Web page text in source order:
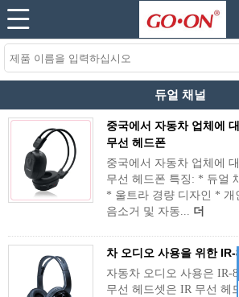
듀얼 채널
중국에서 자동차 업체에
무선 헤드폰
중국에서 자동차 업체에
무선 헤드폰 특징: * 듀얼
* 울트라 경량 디자인 * 개
음소거 및 자동... 더
차 오디오 사용을 위한 IR-
자동차 오디오 사용은 IR-
무선 헤드셋은 IR 무선 헤